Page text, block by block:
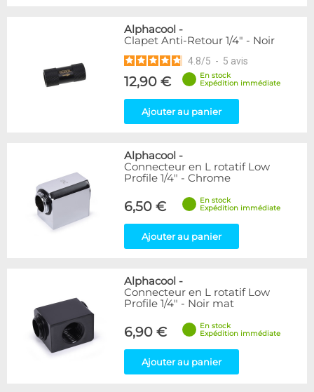
Alphacool -
Clapet Anti-Retour 1/4" - Noir
4.8/5 - 5 avis
12,90 €
En stock
Expédition immédiate
Ajouter au panier
Alphacool -
Connecteur en L rotatif Low
Profile 1/4" - Chrome
6,50 €
En stock
Expédition immédiate
Ajouter au panier
Alphacool -
Connecteur en L rotatif Low
Profile 1/4" - Noir mat
6,90 €
En stock
Expédition immédiate
Ajouter au panier